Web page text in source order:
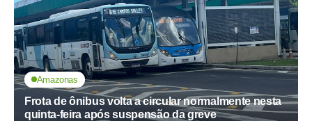
Amazonas
Frota de ônibus volta a circular normalmente nesta
quinta-feira após suspensão da greve